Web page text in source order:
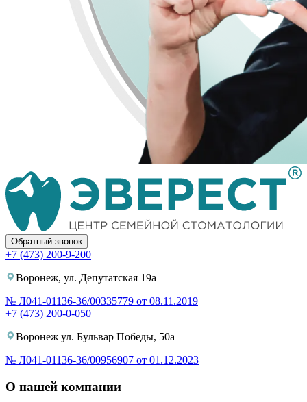
Обратный звонок
+7 (473) 200-9-200
Воронеж, ул. Депутатская 19а
№ Л041-01136-36/00335779 от 08.11.2019
+7 (473) 200-0-050
Воронеж ул. Бульвар Победы, 50а
№ Л041-01136-36/00956907 от 01.12.2023
О нашей компании